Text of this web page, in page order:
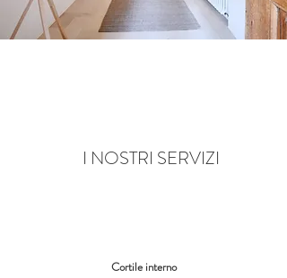
I NOSTRI SERVIZI
Cortile interno